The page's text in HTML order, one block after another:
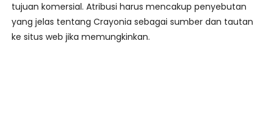
tujuan komersial. Atribusi harus mencakup penyebutan
yang jelas tentang Crayonia sebagai sumber dan tautan
ke situs web jika memungkinkan.